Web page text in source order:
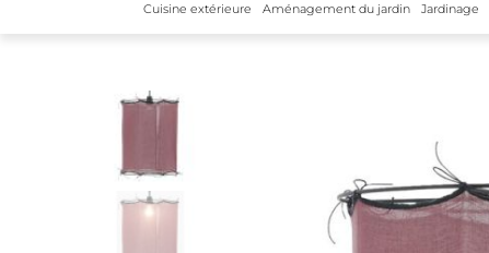
Cuisine extérieure Aménagement du jardin Jardinage